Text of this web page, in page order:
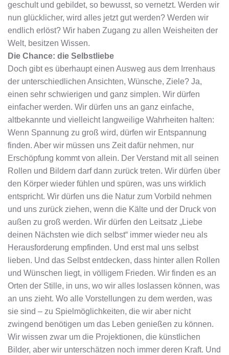
geschult und gebildet, so bewusst, so vernetzt. Werden wir
nun glücklicher, wird alles jetzt gut werden? Werden wir
endlich erlöst? Wir haben Zugang zu allen Weisheiten der
Welt, besitzen Wissen.
Die Chance: die Selbstliebe
Doch gibt es überhaupt einen Ausweg aus dem Irrenhaus
der unterschiedlichen Ansichten, Wünsche, Ziele? Ja,
einen sehr schwierigen und ganz simplen. Wir dürfen
einfacher werden. Wir dürfen uns an ganz einfache,
altbekannte und vielleicht langweilige Wahrheiten halten:
Wenn Spannung zu groß wird, dürfen wir Entspannung
finden. Aber wir müssen uns Zeit dafür nehmen, nur
Erschöpfung kommt von allein. Der Verstand mit all seinen
Rollen und Bildern darf dann zurück treten. Wir dürfen über
den Körper wieder fühlen und spüren, was uns wirklich
entspricht. Wir dürfen uns die Natur zum Vorbild nehmen
und uns zurück ziehen, wenn die Kälte und der Druck von
außen zu groß werden. Wir dürfen den Leitsatz „Liebe
deinen Nächsten wie dich selbst“ immer wieder neu als
Herausforderung empfinden. Und erst mal uns selbst
lieben. Und das Selbst entdecken, dass hinter allen Rollen
und Wünschen liegt, in völligem Frieden. Wir finden es an
Orten der Stille, in uns, wo wir alles loslassen können, was
an uns zieht. Wo alle Vorstellungen zu dem werden, was
sie sind – zu Spielmöglichkeiten, die wir aber nicht
zwingend benötigen um das Leben genießen zu können.
Wir wissen zwar um die Projektionen, die künstlichen
Bilder, aber wir unterschätzen noch immer deren Kraft. Und